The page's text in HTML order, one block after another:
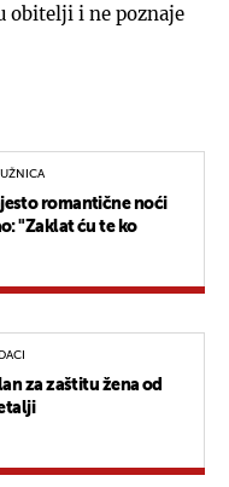
obitelji i ne poznaje
romantične noći
"Zaklat ću te ko
za zaštitu žena od